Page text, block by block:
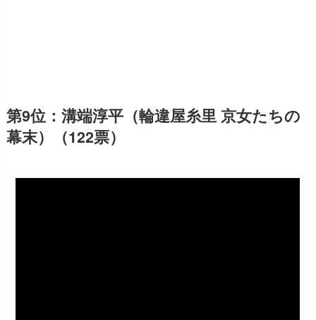
第9位：溝端淳平（輪違屋糸里 京女たちの
幕末）（122票）